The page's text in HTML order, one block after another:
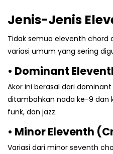
Jenis-Jenis
Tidak semua eleventh chord
variasi umum yang sering
• Dominant
Akor ini berasal dari
ditambahkan nada ke-9 dan
funk, dan jazz.
• Minor Eleventh
Variasi dari minor seventh